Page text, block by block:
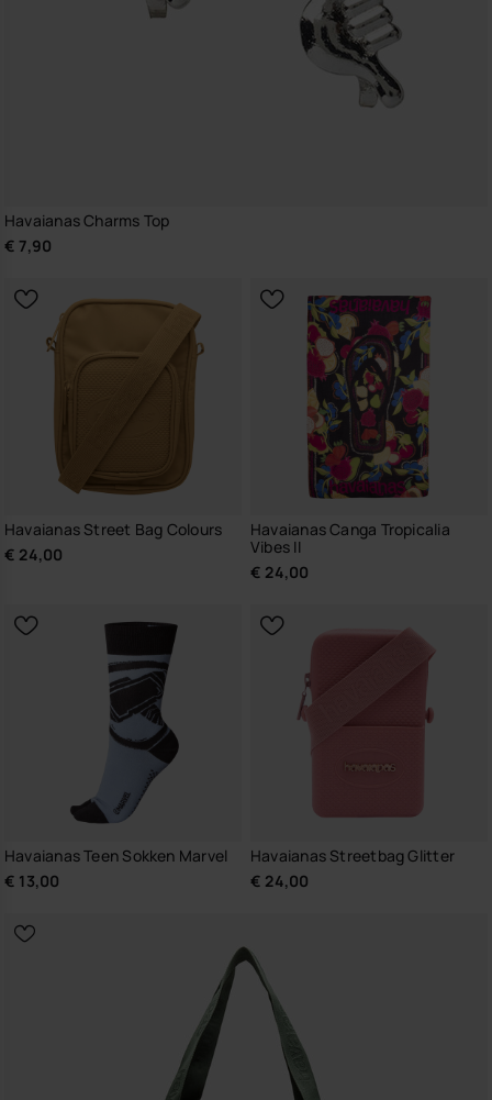
Havaianas Charms Top
€ 7,90
Havaianas Street Bag Colours
€ 24,00
Havaianas Canga Tropicalia
Vibes II
€ 24,00
Havaianas Teen Sokken Marvel
€ 13,00
Havaianas Streetbag Glitter
€ 24,00